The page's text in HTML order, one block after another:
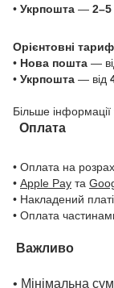
• Укрпошта — 2–5
Орієнтовні
• Нова пошта —
• Укрпошта — від
Більше інформації
Оплата
• Оплата на
• Apple Pay та
• Накладений
• Оплата
Важливо
• Мінімальна